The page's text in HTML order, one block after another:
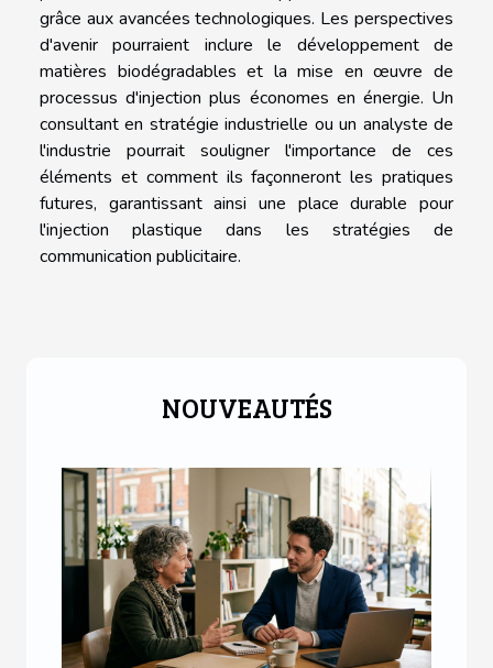
grâce aux avancées technologiques. Les perspectives
d'avenir pourraient inclure le développement de
matières biodégradables et la mise en œuvre de
processus d'injection plus économes en énergie. Un
consultant en stratégie industrielle ou un analyste de
l'industrie pourrait souligner l'importance de ces
éléments et comment ils façonneront les pratiques
futures, garantissant ainsi une place durable pour
l'injection plastique dans les stratégies de
communication publicitaire.
NOUVEAUTÉS